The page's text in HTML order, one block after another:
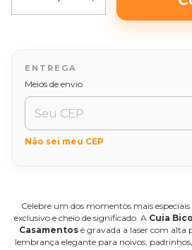
Entregas para o CEP:
Meios de envio
Não sei meu CEP
Celebre um dos momentos mais
exclusivo e cheio de significado. A Cuia
Casamentos é gravada a laser com alta
lembrança elegante para noivos,